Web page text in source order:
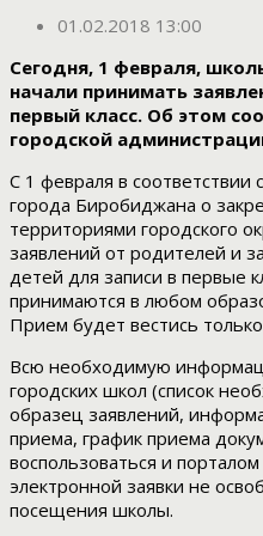
01.02.2018 13:00
Сегодня, 1 февраля,
начали принимать
первый класс. Об этом
городской
С 1 февраля в соответствии
города Биробиджана о
территориями городского
заявлений от родителей и
детей для записи в первые
принимаются в любом
Прием будет вестись
Всю необходимую
городских школ (список
образец заявлений,
приема, график приема
воспользоваться и
электронной заявки не
посещения школы.